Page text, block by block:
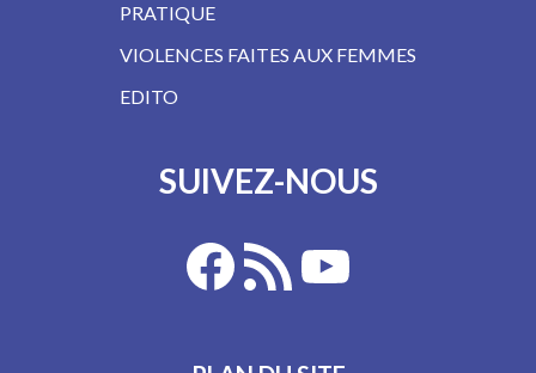
PRATIQUE
VIOLENCES FAITES AUX FEMMES
EDITO
SUIVEZ-NOUS